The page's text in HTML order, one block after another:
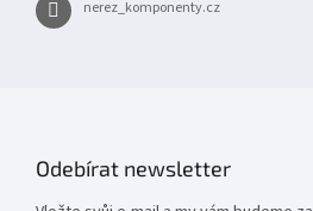
nerez_komponenty.cz
Odebírat newsletter